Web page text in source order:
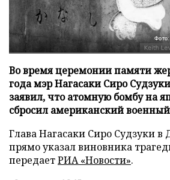
Фото:
Во время церемонии памяти
года мэр Нагасаки Сиро
заявил, что атомную бомбу на
сбросил американский
Глава Нагасаки Сиро Судзуки
прямо указал виновника
передаетРИА «Новости».